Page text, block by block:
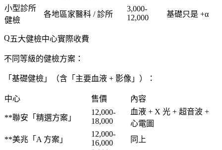
小型診所
健檢
各地區家醫科 / 診所
3,000-
12,000
基礎只是 +α
五大健檢中心實際收費
不同等級的健檢方案：
「基礎健檢」（含「主要血液 + 影像」）：
中心 售價 內容
**聯安「精選方案」
12,000-
18,000
血液 + X 光 + 超音波 +
心電圖
**美兆「A 方案」
12,000-
16,000
同上